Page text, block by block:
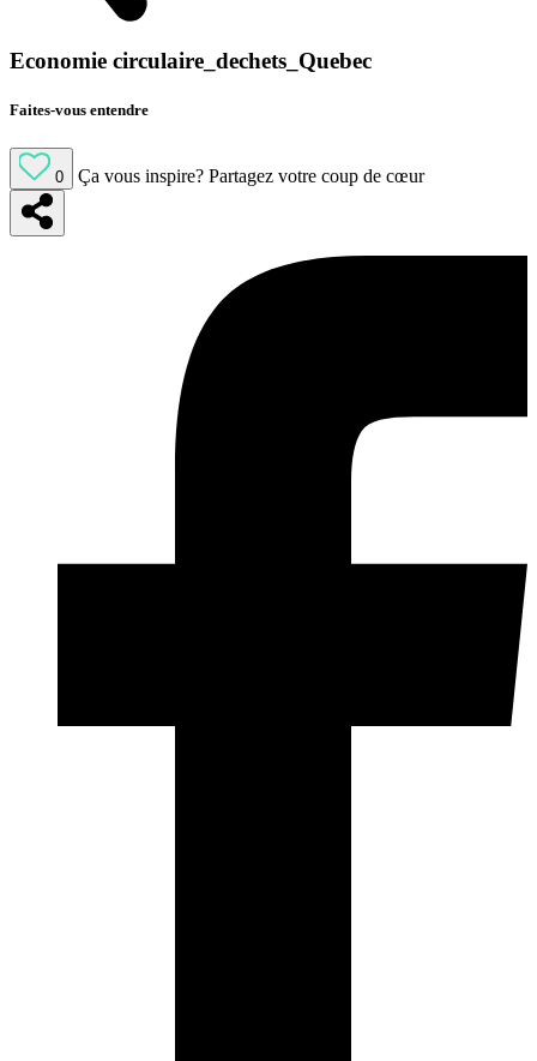
Economie circulaire_dechets_Quebec
Faites-vous entendre
0 Ça vous inspire? Partagez votre coup de cœur